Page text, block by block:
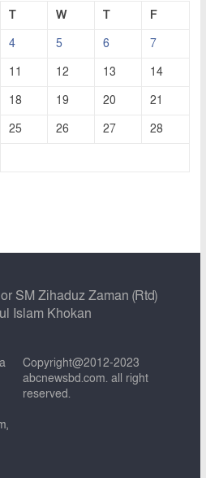
T W T
F
4 5 6
7
11 12 13
14
18 19 20
21
25 26 27
28
SM Zihaduz Zaman (Rtd)
Islam Khokan
Copyright@2012-2023
abcnewsbd.com. all right
reserved.